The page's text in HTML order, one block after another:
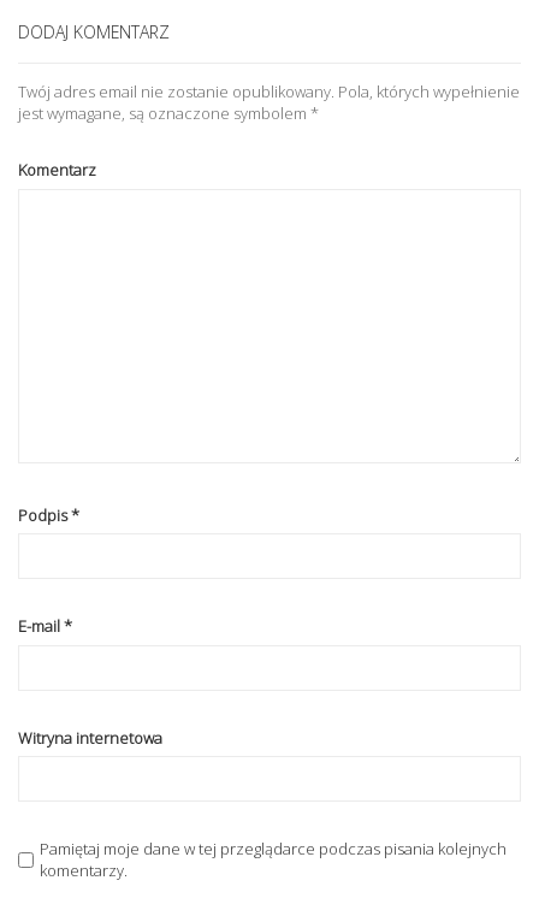
DODAJ KOMENTARZ
Twój adres email nie zostanie opublikowany. Pola, których wypełnienie
jest wymagane, są oznaczone symbolem *
Komentarz
Podpis*
E-mail*
Witryna internetowa
Pamiętaj moje dane w tej przeglądarce podczas pisania kolejnych
komentarzy.